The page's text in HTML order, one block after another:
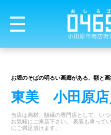
お堀のそばの明るい画廊がある、額と
東美 小田原店
当店は画材、額縁の専門店として、い
お気軽にご来店下さい。 表装も承って
にご満足頂けます。